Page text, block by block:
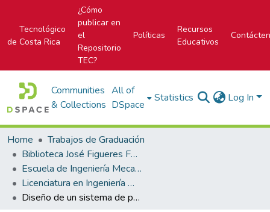
Tecnológico
de Costa Rica
¿Cómo
publicar en
el
Repositorio
TEC?
Políticas
Recursos
Educativos
Communities
& Collections
All of
DSpace
Statistics Log In
Home
Trabajos de Graduación
Biblioteca José Figueres Ferrer
Escuela de Ingeniería Mecatrónica (antes era Área Académica de Ingeniería Mecatrónica)
Licenciatura en Ingeniería Mecatrónica
Diseño de un sistema de posicionamiento para la sonda de Langmuir del Stellarator de Costa Rica 1